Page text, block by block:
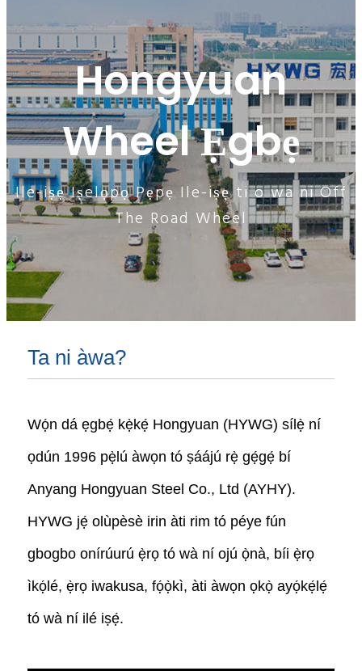
Hongyuan
Wheel Ẹgbẹ
Ile-iṣẹ Iṣelọpọ Pẹpẹ Ile-iṣẹ ti o wa ni Off
The Road Wheel
Ta ni àwa?
Wọ́n dá ẹgbẹ́ kẹ̀kẹ́ Hongyuan (HYWG) sílẹ̀ ní
ọdún 1996 pẹ̀lú àwọn tó ṣáájú rẹ̀ gẹ́gẹ́ bí
Anyang Hongyuan Steel Co., Ltd (AYHY).
HYWG jẹ́ olùpèsè irin àti rim tó péye fún
gbogbo onírúurú ẹ̀rọ tó wà ní ojú ọ̀nà, bíi ẹ̀rọ
ìkọ́lé, ẹ̀rọ iwakusa, fọ́ọ̀kì, àti àwọn ọkọ̀ ayọ́kẹ́lẹ́
tó wà ní ilé iṣẹ́.